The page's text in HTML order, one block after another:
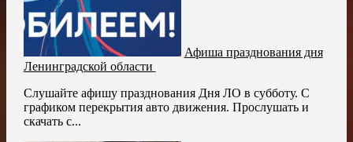
Афиша празднования дня
Ленинградской области
Слушайте афишу празднования Дня ЛО в субботу. С
графиком перекрытия авто движения. Прослушать и
скачать с...